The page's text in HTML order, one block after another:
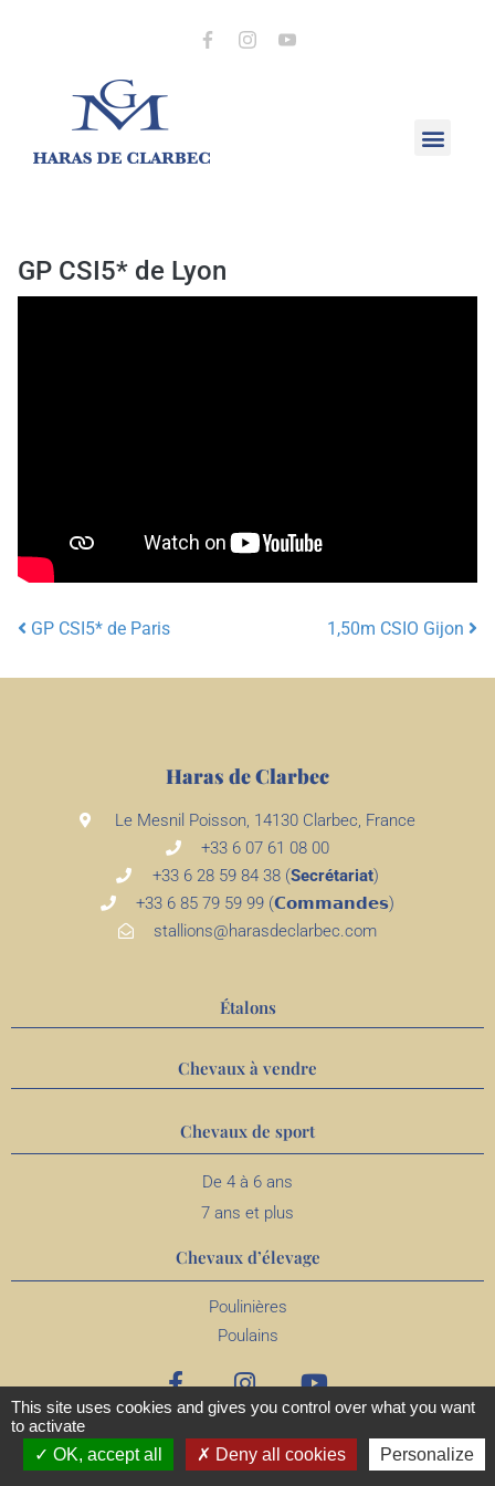
GP CSI5* de Lyon
GP CSI5* de Paris 1,50m CSIO Gijon
Haras de Clarbec
Le Mesnil Poisson, 14130 Clarbec, France
+33 6 07 61 08 00
+33 6 28 59 84 38 (Secrétariat)
+33 6 85 79 59 99 (𝗖𝗼𝗺𝗺𝗮𝗻𝗱𝗲𝘀)
stallions@harasdeclarbec.com
Étalons
Chevaux à vendre
Chevaux de sport
De 4 à 6 ans
7 ans et plus
Chevaux d’élevage
Poulinières
Poulains
MENTIONS
This site uses cookies and gives you control over what you want
to activate
OK, accept all
Deny all cookies Personalize